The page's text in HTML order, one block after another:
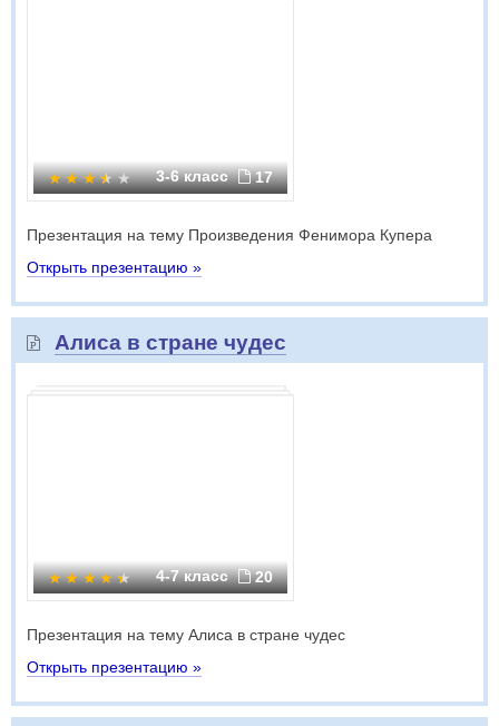
3-6 класс 17
Презентация на тему Произведения Фенимора Купера
Открыть презентацию »
Алиса в стране чудес
4-7 класс 20
Презентация на тему Алиса в стране чудес
Открыть презентацию »